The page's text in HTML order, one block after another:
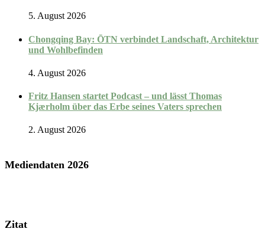
5. August 2026
Chongqing Bay: ŌTN verbindet Landschaft, Architektur
und Wohlbefinden
4. August 2026
Fritz Hansen startet Podcast – und lässt Thomas
Kjærholm über das Erbe seines Vaters sprechen
2. August 2026
Mediendaten 2026
Zitat